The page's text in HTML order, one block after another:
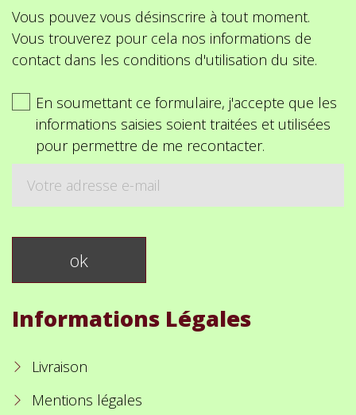
Vous pouvez vous désinscrire à tout moment.
Vous trouverez pour cela nos informations de
contact dans les conditions d'utilisation du site.
En soumettant ce formulaire, j'accepte que les
informations saisies soient traitées et utilisées
pour permettre de me recontacter.
Informations Légales
Livraison
Mentions légales